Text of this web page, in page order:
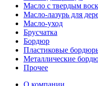
Масло с твердым
Масло-лазурь для
Масло-уход
Брусчатка
Бордюр
Пластиковые
Металлические
Прочее